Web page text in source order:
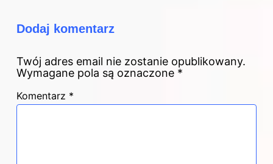
Dodaj komentarz
Twój adres email nie zostanie opublikowany.
Wymagane pola są oznaczone *
Komentarz *